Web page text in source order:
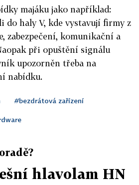
majáku jako například:
do haly V, kde vystavují firmy z
zabezpečení, komunikační a
při opuštění signálu
upozorněn třeba na
nabídku.
#bezdrátová zařízení
hlavolam HN